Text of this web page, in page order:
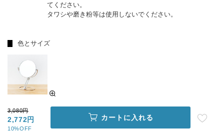
てください。
タワシや磨き粉等は使用しないでください。
色とサイズ
3,080円
2,772円
10%OFF
カートに入れる